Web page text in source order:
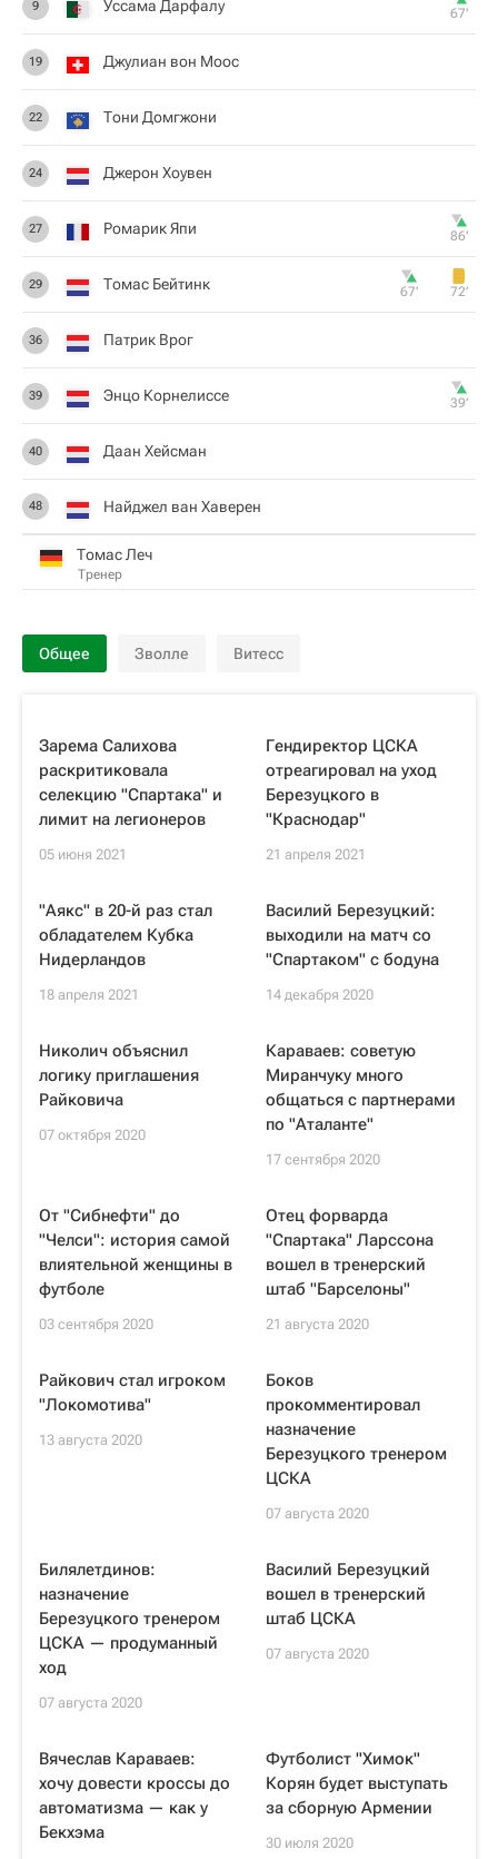
9 Уссама Дарфалу 67‎’‎
19 Джулиан вон Моос
22 Тони Домгжони
24 Джерон Хоувен
27 Ромарик Япи 86‎’‎
29 Томас Бейтинк 67‎’‎ 72‎’‎
36 Патрик Врог
39 Энцо Корнелиссе 39‎’‎
40 Даан Хейсман
48 Найджел ван Хаверен
Томас Леч
Тренер
Общее Зволле Витесс
Зарема Салихова
раскритиковала
селекцию "Спартака" и
лимит на легионеров
05 июня 2021
Гендиректор ЦСКА
отреагировал на уход
Березуцкого в
"Краснодар"
21 апреля 2021
"Аякс" в 20-й раз стал
обладателем Кубка
Нидерландов
18 апреля 2021
Василий Березуцкий:
выходили на матч со
"Спартаком" с бодуна
14 декабря 2020
Николич объяснил
логику приглашения
Райковича
07 октября 2020
Караваев: советую
Миранчуку много
общаться с партнерами
по "Аталанте"
17 сентября 2020
От "Сибнефти" до
"Челси": история самой
влиятельной женщины в
футболе
03 сентября 2020
Отец форварда
"Спартака" Ларссона
вошел в тренерский
штаб "Барселоны"
21 августа 2020
Райкович стал игроком
"Локомотива"
13 августа 2020
Боков
прокомментировал
назначение
Березуцкого тренером
ЦСКА
07 августа 2020
Билялетдинов:
назначение
Березуцкого тренером
ЦСКА — продуманный
ход
07 августа 2020
Василий Березуцкий
вошел в тренерский
штаб ЦСКА
07 августа 2020
Вячеслав Караваев:
хочу довести кроссы до
автоматизма — как у
Бекхэма
Футболист "Химок"
Корян будет выступать
за сборную Армении
30 июля 2020